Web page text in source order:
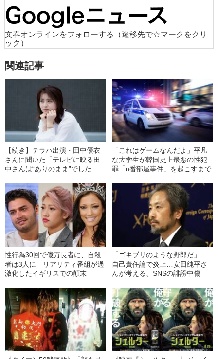
文春オンラインをフォローする
（遷移先で☆マークをクリ
ック）
関連記事
【続き】テラハ出演・田中優衣
さんに聞いた「テレビに映る田
中さんは“ありのまま”でした
「これはゲームなんだよ」平凡
な大学生が韓国史上最悪の性犯
罪「n番部屋事件」を起こすまで
性行為30回で億万長者に、自殺
者は3人に リアリティ番組が過
激化したイギリスでの顛末
「ゴキブリのような野郎だ」
自己責任論で炎上…安田純平さ
んが考える、SNSの誹謗中傷